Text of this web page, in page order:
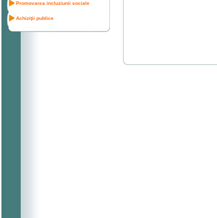
Promovarea incluziunii sociale
Achiziţii publice